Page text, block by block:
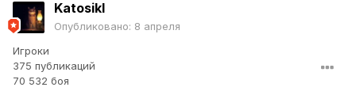
Katosikl
Опубликовано: 8 апреля
Игроки
375 публикаций
70 532 боя